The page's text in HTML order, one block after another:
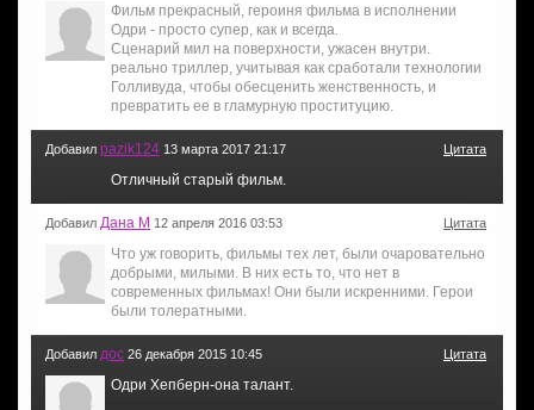
Фильм прекрасный, героиня фильма в исполнении
Одри - просто супер, как и всегда.
Сценарий мил на поверхности, ужасен внутри.
реально триллер, учитывая как сработали технологии
Голливуда, чтобы обесценить женственность, и
превратить ее в гламурную проституцию.
Добавил pazik124 13 марта 2017 21:17 Цитата
Отличный старый фильм.
Добавил Дана М 12 апреля 2016 03:53 Цитата
Что уж говорить, фильмы тех лет, были очаровательно
добрыми, милыми. В них есть то, что нет в
современных фильмах! Они были искренними. Герои
были толератными.
Добавил дос 26 декабря 2015 10:45 Цитата
Одри Хепберн-она талант.